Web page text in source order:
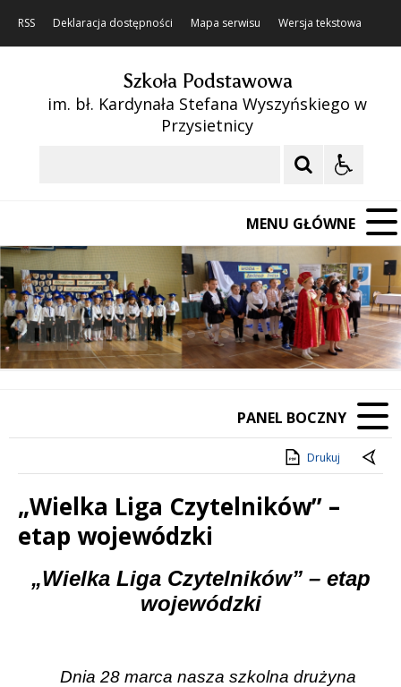
RSS Deklaracja dostępności Mapa serwisu Wersja tekstowa
Szkoła Podstawowa
im. bł. Kardynała Stefana Wyszyńskiego w
Przysietnicy
MENU GŁÓWNE
Poprzedni Element
Następny Element
❚❚
PANEL BOCZNY
Drukuj
„Wielka Liga Czytelników” –
etap wojewódzki
Treść
„Wielka Liga Czytelników” – etap
wojewódzki
Dnia 28 marca nasza szkolna drużyna